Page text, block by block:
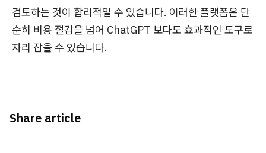
검토하는 것이 합리적일 수 있습니다. 이러한 플랫폼은 단
순히 비용 절감을 넘어 ChatGPT 보다도 효과적인 도구로
자리 잡을 수 있습니다.
Share article